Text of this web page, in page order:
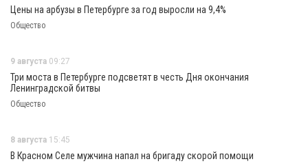
Цены на арбузы в Петербурге за год выросли на 9,4%
Общество
9 августа 09:27
Три моста в Петербурге подсветят в честь Дня окончания
Ленинградской битвы
Общество
8 августа 15:45
В Красном Селе мужчина напал на бригаду скорой помощи